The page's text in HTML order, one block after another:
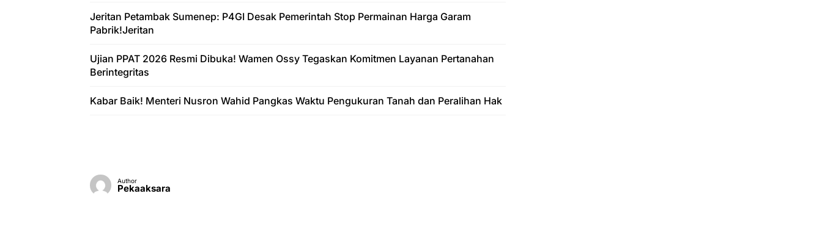
Jeritan Petambak Sumenep: P4GI Desak Pemerintah Stop Permainan Harga Garam
Pabrik!Jeritan
Ujian PPAT 2026 Resmi Dibuka! Wamen Ossy Tegaskan Komitmen Layanan Pertanahan
Berintegritas
Kabar Baik! Menteri Nusron Wahid Pangkas Waktu Pengukuran Tanah dan Peralihan Hak
Author
Pekaaksara